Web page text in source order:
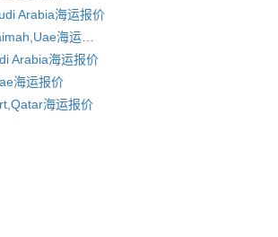
Arabia海运报价
Arabia海运报价
海运报价
海运报价